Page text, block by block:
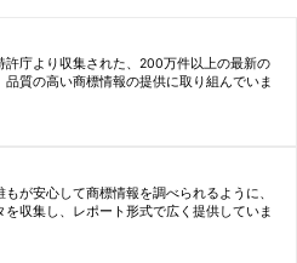
許庁より収集された、200万件以上の最新の
質の高い商標情報の提供に取り組んでいま
が安心して商標情報を調べられるように、
収集し、レポート形式で広く提供していま